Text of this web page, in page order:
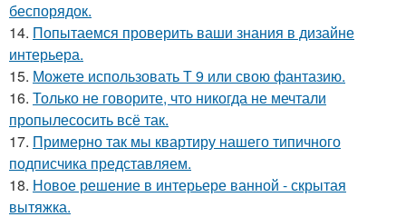
беспорядок.
14. Попытаемся проверить ваши знания в дизайне
интерьера.
15. Можете использовать Т 9 или свою фантазию.
16. Только не говорите, что никогда не мечтали
пропылесосить всё так.
17. Примерно так мы квартиру нашего типичного
подписчика представляем.
18. Новое решение в интерьере ванной - скрытая
вытяжка.